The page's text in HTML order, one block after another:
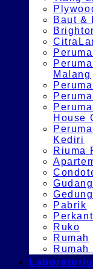
Baut &
Malang
House
Kediri
Riuma
Gudang
Gedung
Pabrik
Ruko
Rumah
Rumah